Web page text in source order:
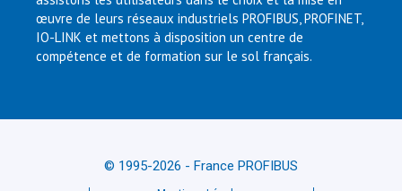
œuvre de leurs réseaux industriels PROFIBUS, PROFINET,
IO-LINK et mettons à disposition un centre de
compétence et de formation sur le sol français.
© 1995-2026 - France PROFIBUS